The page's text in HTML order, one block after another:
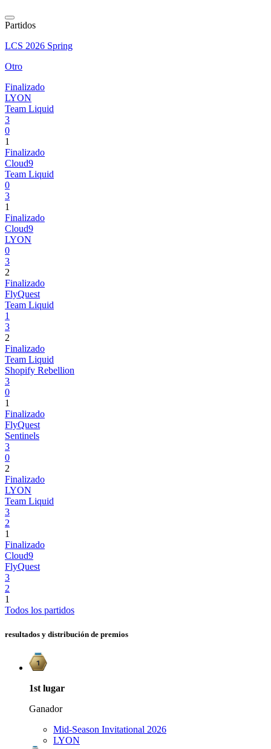
Partidos
LCS 2026 Spring
Otro
Finalizado
LYON
Team Liquid
3
0
1
Finalizado
Cloud9
Team Liquid
0
3
1
Finalizado
Cloud9
LYON
0
3
2
Finalizado
FlyQuest
Team Liquid
1
3
2
Finalizado
Team Liquid
Shopify Rebellion
3
0
1
Finalizado
FlyQuest
Sentinels
3
0
2
Finalizado
LYON
Team Liquid
3
2
1
Finalizado
Cloud9
FlyQuest
3
2
1
Todos los partidos
resultados y distribución de premios
1st lugar
Ganador
Mid-Season Invitational 2026
LYON